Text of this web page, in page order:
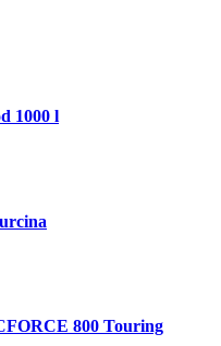
1000 l
800 Touring